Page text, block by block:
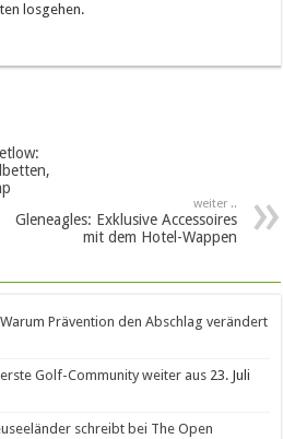
losgehen.
weiter ..
Gleneagles: Exklusive Accessoires
mit dem Hotel-Wappen
Prävention den Abschlag verändert
Golf-Community weiter aus 23. Juli
schreibt bei The Open